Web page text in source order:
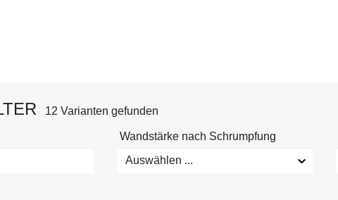
12 Varianten gefunden
Wandstärke nach Schrumpfung
Auswählen ...